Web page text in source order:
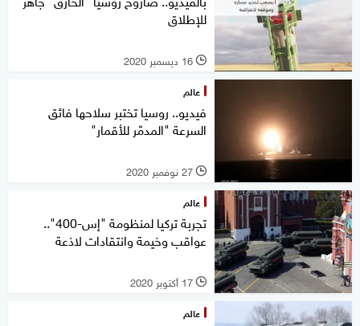
للإطلاق
l 16 ديسمبر 2020
عالم
فيديو.. روسيا تختبر سلاحها فائق
السرعة "المدمّر للأقمار"
l 27 نوفمبر 2020
عالم
تجربة تركيا لمنظومة "إس-400"..
عواقب وخيمة وانتقادات لاذعة
l 17 أكتوبر 2020
عالم